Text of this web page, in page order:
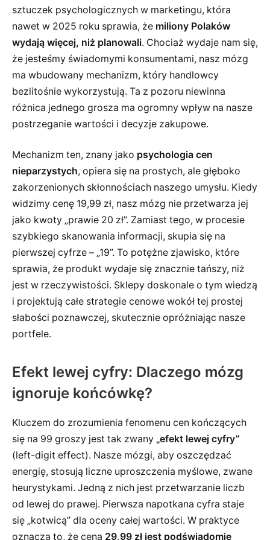
sztuczek psychologicznych w marketingu, która
nawet w 2025 roku sprawia, że miliony Polaków
wydają więcej, niż planowali. Chociaż wydaje nam się,
że jesteśmy świadomymi konsumentami, nasz mózg
ma wbudowany mechanizm, który handlowcy
bezlitośnie wykorzystują. Ta z pozoru niewinna
różnica jednego grosza ma ogromny wpływ na nasze
postrzeganie wartości i decyzje zakupowe.
Mechanizm ten, znany jako psychologia cen
nieparzystych, opiera się na prostych, ale głęboko
zakorzenionych skłonnościach naszego umysłu. Kiedy
widzimy cenę 19,99 zł, nasz mózg nie przetwarza jej
jako kwoty „prawie 20 zł”. Zamiast tego, w procesie
szybkiego skanowania informacji, skupia się na
pierwszej cyfrze – „19”. To potężne zjawisko, które
sprawia, że produkt wydaje się znacznie tańszy, niż
jest w rzeczywistości. Sklepy doskonale o tym wiedzą
i projektują całe strategie cenowe wokół tej prostej
słabości poznawczej, skutecznie opróżniając nasze
portfele.
Efekt lewej cyfry: Dlaczego mózg
ignoruje końcówkę?
Kluczem do zrozumienia fenomenu cen kończących
się na 99 groszy jest tak zwany „efekt lewej cyfry”
(left-digit effect). Nasze mózgi, aby oszczędzać
energię, stosują liczne uproszczenia myślowe, zwane
heurystykami. Jedną z nich jest przetwarzanie liczb
od lewej do prawej. Pierwsza napotkana cyfra staje
się „kotwicą” dla oceny całej wartości. W praktyce
oznacza to, że cena 29,99 zł jest podświadomie